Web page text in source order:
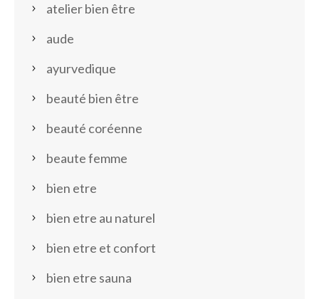
atelier bien être
aude
ayurvedique
beauté bien être
beauté coréenne
beaute femme
bien etre
bien etre au naturel
bien etre et confort
bien etre sauna